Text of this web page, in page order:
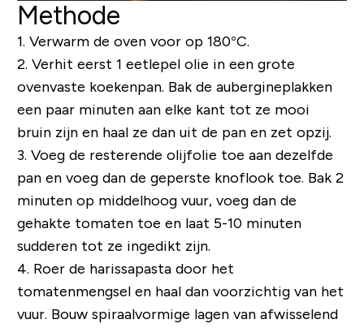
Methode
1. Verwarm de oven voor op 180°C.
2. Verhit eerst 1 eetlepel olie in een grote
ovenvaste koekenpan. Bak de aubergineplakken
een paar minuten aan elke kant tot ze mooi
bruin zijn en haal ze dan uit de pan en zet opzij.
3. Voeg de resterende olijfolie toe aan dezelfde
pan en voeg dan de geperste knoflook toe. Bak 2
minuten op middelhoog vuur, voeg dan de
gehakte tomaten toe en laat 5-10 minuten
sudderen tot ze ingedikt zijn.
4. Roer de harissapasta door het
tomatenmengsel en haal dan voorzichtig van het
vuur. Bouw spiraalvormige lagen van afwisselend